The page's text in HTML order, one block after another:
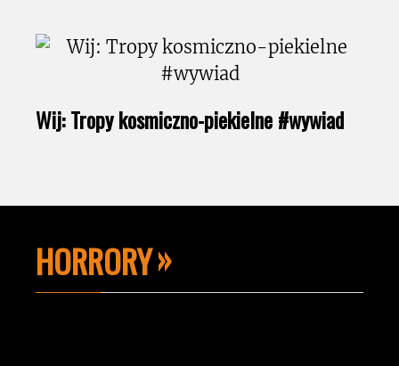
Wij: Tropy kosmiczno-piekielne #wywiad
HORRORY